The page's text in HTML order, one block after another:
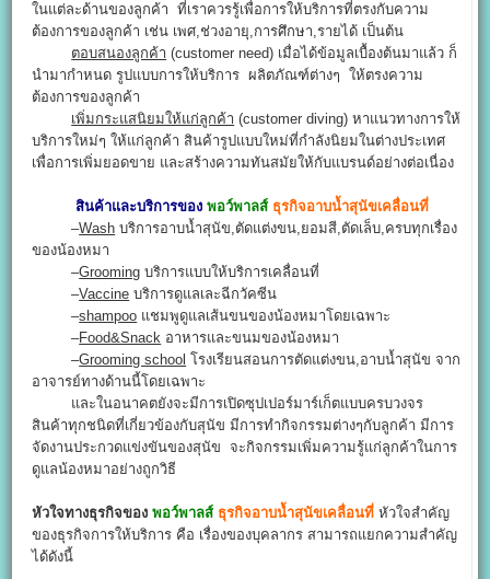
ในแต่ละด้านของลูกค้า ที่เราควรรู้เพื่อการให้บริการที่ตรงกับความ
ต้องการของลูกค้า เช่น เพศ,ช่วงอายุ,การศึกษา,รายได้ เป็นต้น
ตอบสนองลูกค้า (customer need) เมื่อได้ข้อมูลเบื้องต้นมาแล้ว ก็
นำมากำหนด รูปแบบการให้บริการ ผลิตภัณฑ์ต่างๆ ให้ตรงความ
ต้องการของลูกค้า
เพิ่มกระแสนิยมให้แก่ลูกค้า (customer diving) หาแนวทางการให้
บริการใหม่ๆ ให้แก่ลูกค้า สินค้ารูปแบบใหม่ที่กำลังนิยมในต่างประเทศ
เพื่อการเพิ่มยอดขาย และสร้างความทันสมัยให้กับแบรนด์อย่างต่อเนื่อง
สินค้าและบริการของ พอว์พาลส์ ธุรกิจอาบน้ำสุนัขเคลื่อนที่
–Wash บริการอาบน้ำสุนัข,ตัดแต่งขน,ยอมสี,ตัดเล็บ,ครบทุกเรื่อง
ของน้องหมา
–Grooming บริการแบบให้บริการเคลื่อนที่
–Vaccine บริการดูแลเละฉีกวัคซีน
–shampoo แชมพูดูแลเส้นขนของน้องหมาโดยเฉพาะ
–Food&Snack อาหารและขนมของน้องหมา
–Grooming school โรงเรียนสอนการตัดแต่งขน,อาบน้ำสุนัข จาก
อาจารย์ทางด้านนี้โดยเฉพาะ
และในอนาคตยังจะมีการเปิดซุปเปอร์มาร์เก็ตแบบครบวงจร
สินค้าทุกชนิดที่เกี่ยวข้องกับสุนัข มีการทำกิจกรรมต่างๆกับลูกค้า มีการ
จัดงานประกวดแข่งขันของสุนัข จะกิจกรรมเพิ่มความรู้แก่ลูกค้าในการ
ดูแลน้องหมาอย่างถูกวิธี
หัวใจทางธุรกิจของ พอว์พาลส์ ธุรกิจอาบน้ำสุนัขเคลื่อนที่ หัวใจสำคัญ
ของธุรกิจการให้บริการ คือ เรื่องของบุคลากร สามารถแยกความสำคัญ
ได้ดังนี้